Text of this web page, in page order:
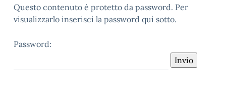
Questo contenuto è protetto da password. Per
visualizzarlo inserisci la password qui sotto.
Password: